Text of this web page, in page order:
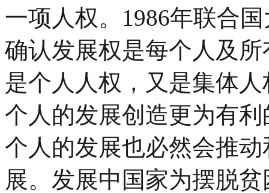
一项人权。1986年联合
确认发展权是每个人及
是个人人权，又是集体
个人的发展创造更为有
个人的发展也必然会推
展。发展中国家为摆脱